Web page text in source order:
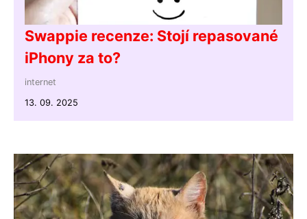
Swappie recenze: Stojí repasované
iPhony za to?
internet
13. 09. 2025